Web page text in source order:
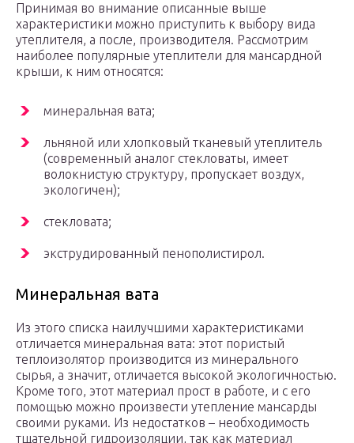
Принимая во внимание описанные выше
характеристики можно приступить к выбору вида
утеплителя, а после, производителя. Рассмотрим
наиболее популярные утеплители для мансардной
крыши, к ним относятся:
минеральная вата;
льняной или хлопковый тканевый утеплитель
(современный аналог стекловаты, имеет
волокнистую структуру, пропускает воздух,
экологичен);
стекловата;
экструдированный пенополистирол.
Минеральная вата
Из этого списка наилучшими характеристиками
отличается минеральная вата: этот пористый
теплоизолятор производится из минерального
сырья, а значит, отличается высокой экологичностью.
Кроме того, этот материал прост в работе, и с его
помощью можно произвести утепление мансарды
своими руками. Из недостатков – необходимость
тщательной гидроизоляции, так как материал